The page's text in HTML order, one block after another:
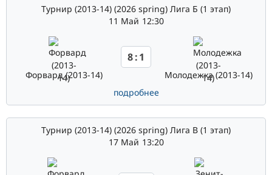
Турнир (2013-14) (2026 spring) Лига Б (1 этап)
11 Май 12:30
Форвард (2013-14)
8:1
Молодежка (2013-14)
подробнее
Турнир (2013-14) (2026 spring) Лига В (1 этап)
17 Май 13:20